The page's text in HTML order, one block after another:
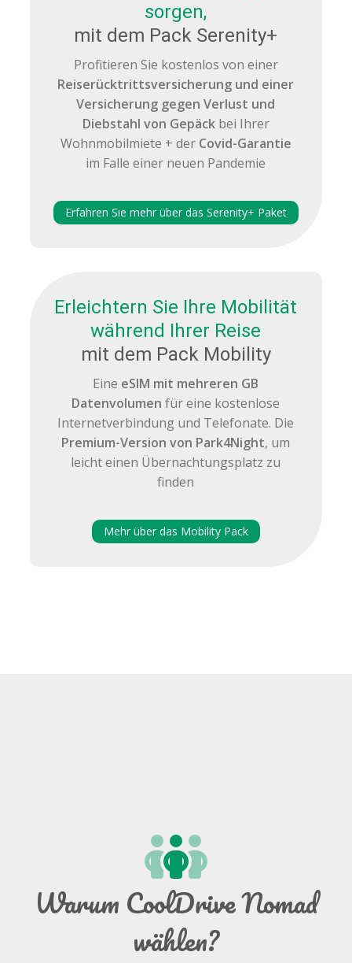
sorgen,
mit dem Pack Serenity+
Profitieren Sie kostenlos von einer
Reiserücktrittsversicherung und einer
Versicherung gegen Verlust und
Diebstahl von Gepäckbei Ihrer
Wohnmobilmiete + der Covid-Garantie
im Falle einer neuen Pandemie
Erfahren Sie mehr über das Serenity+ Paket
Erleichtern Sie Ihre Mobilität
während Ihrer Reise
mit dem Pack Mobility
Eine eSIM mit mehreren GB
Datenvolumen für eine kostenlose
Internetverbindung und Telefonate. Die
Premium-Version von Park4Night, um
leicht einen Übernachtungsplatz zu
finden
Mehr über das Mobility Pack
Warum CoolDrive Nomad
wählen?